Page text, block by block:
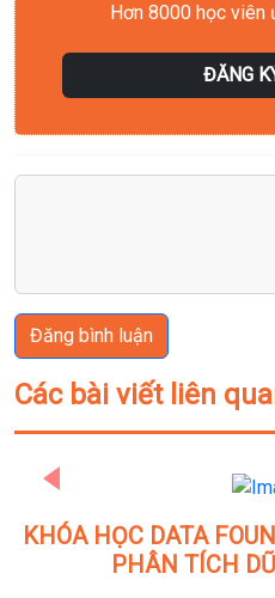
Hơn 8000 học viên
ĐĂNG
Đăng bình luận
Các bài viết liên
KHÓA HỌC DATA
PHÂN TÍCH